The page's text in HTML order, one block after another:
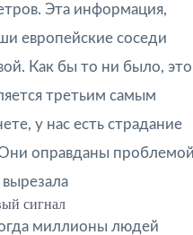
Эта информация,
европейские соседи
Как бы то ни было, это
третьим самым
у нас есть страдание
оправданы
сигнал
миллионы людей